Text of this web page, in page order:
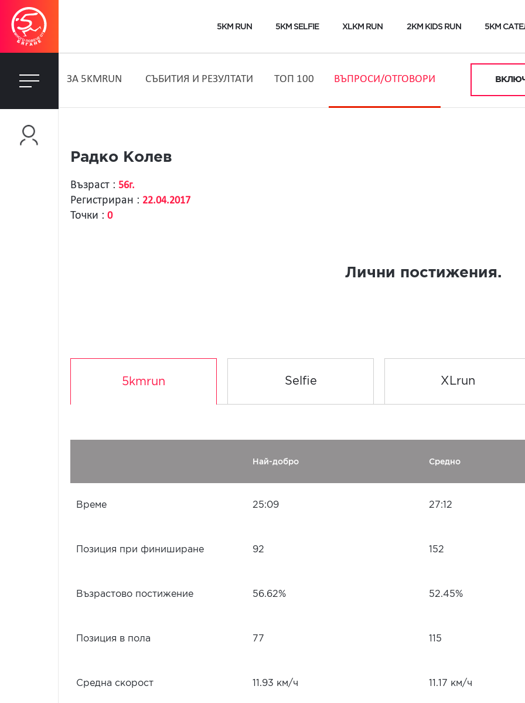
5KM RUN 5KM SELFIE XLKM RUN 2KM KIDS RUN 5KM
ЗA 5KMRUN СЪБИТИЯ И РЕЗУЛТАТИ ТОП 100 ВЪПРОСИ/ОТГОВОРИ
Радко Колев
Възраст : 56г.
Регистриран : 22.04.2017
Точки : 0
Лични постижения.
5kmrun Selfie XLrun
Най-добро Средно
Време 25:09 27:12
Позиция при финиширане 92 152
Възрастово постижение 56.62% 52.45%
Позиция в пола 77 115
Средна скорост 11.93 км/ч 11.17 км/ч